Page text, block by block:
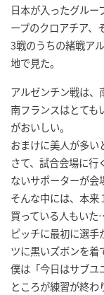
日本が入ったグル
ープのクロアチア、
3戦のうちの緒戦ア
地で見た。
アルゼンチン戦は、
南フランスはとても
がおいしい。
おまけに美人が多い
さて、試合会場に行
ないサポーターが会
そんな中には、本
買っている人もいた
ピッチに最初に選
ツに黒いズボンを着
僕は「今日はサブユ
ところが練習が終